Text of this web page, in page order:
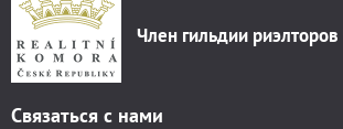
Член гильдии
Связаться с нами